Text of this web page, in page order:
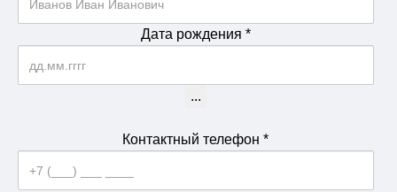
Дата рождения *
...
Контактный телефон*